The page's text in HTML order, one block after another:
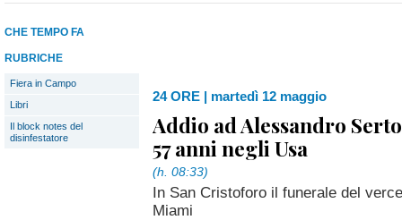
CHE TEMPO FA
RUBRICHE
Fiera in Campo
Libri
Il block notes del
disinfestatore
24 ORE | martedì 12 maggio
Addio ad Alessandro
57 anni negli Usa
(h. 08:33)
In San Cristoforo il funerale del
Miami